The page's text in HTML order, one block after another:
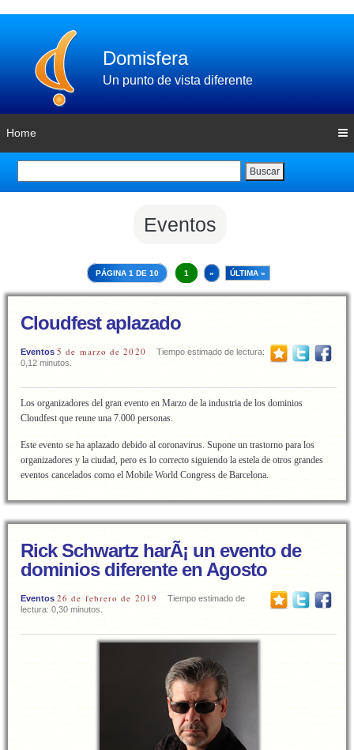
Domisfera
Un punto de vista diferente
Home
Buscar
Eventos
PÁGINA 1 DE 10 1 » ÚLTIMA »
Cloudfest aplazado
Eventos 5 de marzo de 2020
Tiempo estimado de lectura:
0,12 minutos.
Los organizadores del gran evento en Marzo de la industria de los dominios
Cloudfest que reune una 7.000 personas.
Este evento se ha aplazado debido al coronavirus. Supone un trastorno para los
organizadores y la ciudad, pero es lo correcto siguiendo la estela de otros grandes
eventos cancelados como el Mobile World Congress de Barcelona.
Rick Schwartz harÃ¡ un evento de
dominios diferente en Agosto
Eventos 26 de febrero de 2019
Tiempo estimado de
lectura: 0,30 minutos.